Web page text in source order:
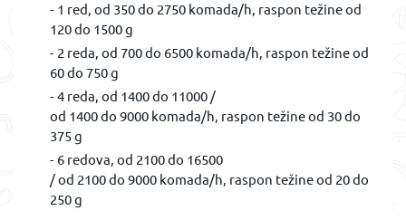
1 red, od 350 do 2750 komada/h, raspon težine od
120 do 1500 g
2 reda, od 700 do 6500 komada/h, raspon težine od
60 do 750 g
4 reda, od 1400 do 11000 /
od 1400 do 9000 komada/h, raspon težine od 30 do
375 g
6 redova, od 2100 do 16500
/ od 2100 do 9000 komada/h, raspon težine od 20 do
250 g